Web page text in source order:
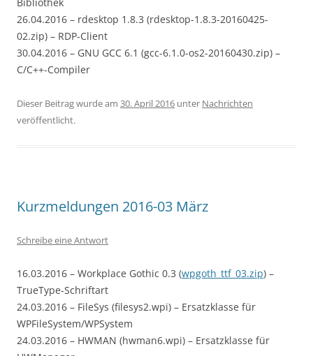
26.04.2016 – rdesktop 1.8.3 (rdesktop-1.8.3-20160425-
02.zip) – RDP-Client
30.04.2016 – GNU GCC 6.1 (gcc-6.1.0-os2-20160430.zip) –
C/C++-Compiler
Dieser Beitrag wurde am 30. April 2016 unter Nachrichten
veröffentlicht.
Kurzmeldungen 2016-03 März
Schreibe eine Antwort
16.03.2016 – Workplace Gothic 0.3 (wpgoth_ttf_03.zip) –
TrueType-Schriftart
24.03.2016 – FileSys (filesys2.wpi) – Ersatzklasse für
WPFileSystem/WPSystem
24.03.2016 – HWMAN (hwman6.wpi) – Ersatzklasse für